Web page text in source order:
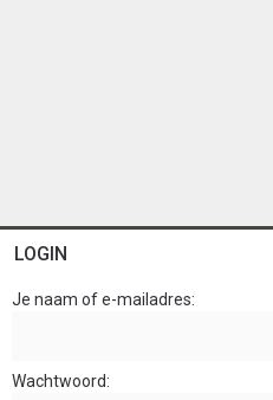
LOGIN
Je naam of e-mailadres
Wachtwoord